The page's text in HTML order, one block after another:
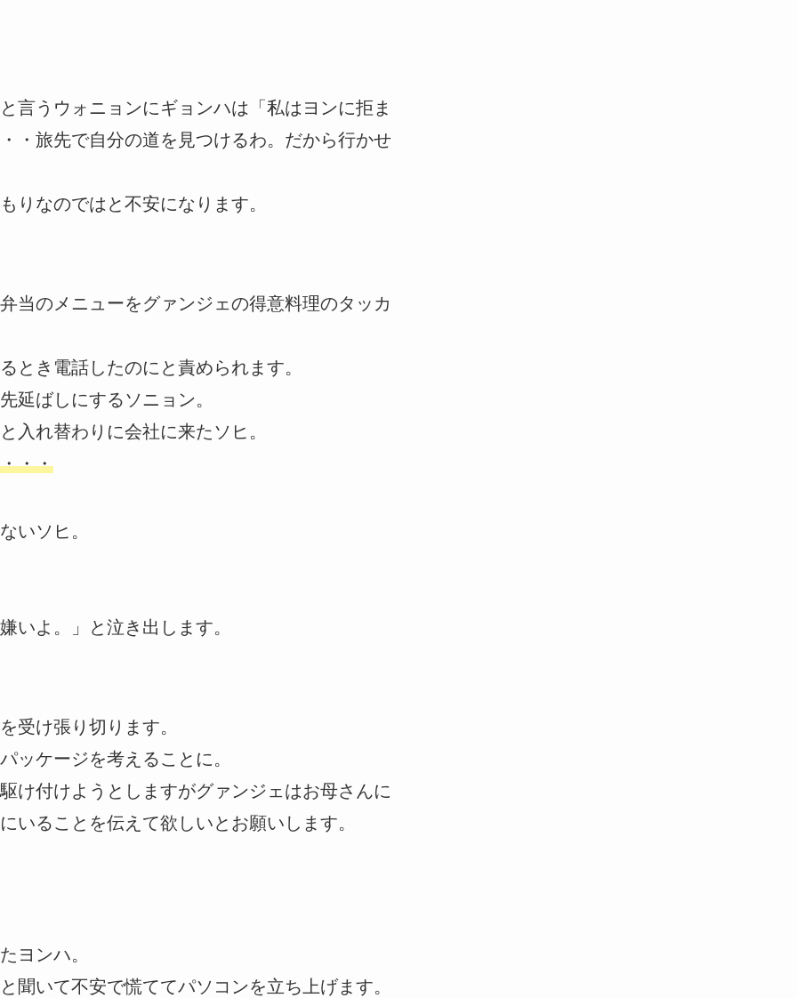
言うウォニョンにギョンハは「私はヨンに拒ま
・旅先で自分の道を見つけるわ。だから行かせ
りなのではと不安になります。
当のメニューをグァンジェの得意料理のタッカ
とき電話したのにと責められます。
延ばしにするソニョン。
入れ替わりに会社に来たソヒ。
・・
いソヒ。
いよ。」と泣き出します。
受け張り切ります。
ッケージを考えることに。
け付けようとしますがグァンジェはお母さんに
いることを伝えて欲しいとお願いします。
ヨンハ。
聞いて不安で慌ててパソコンを立ち上げます。